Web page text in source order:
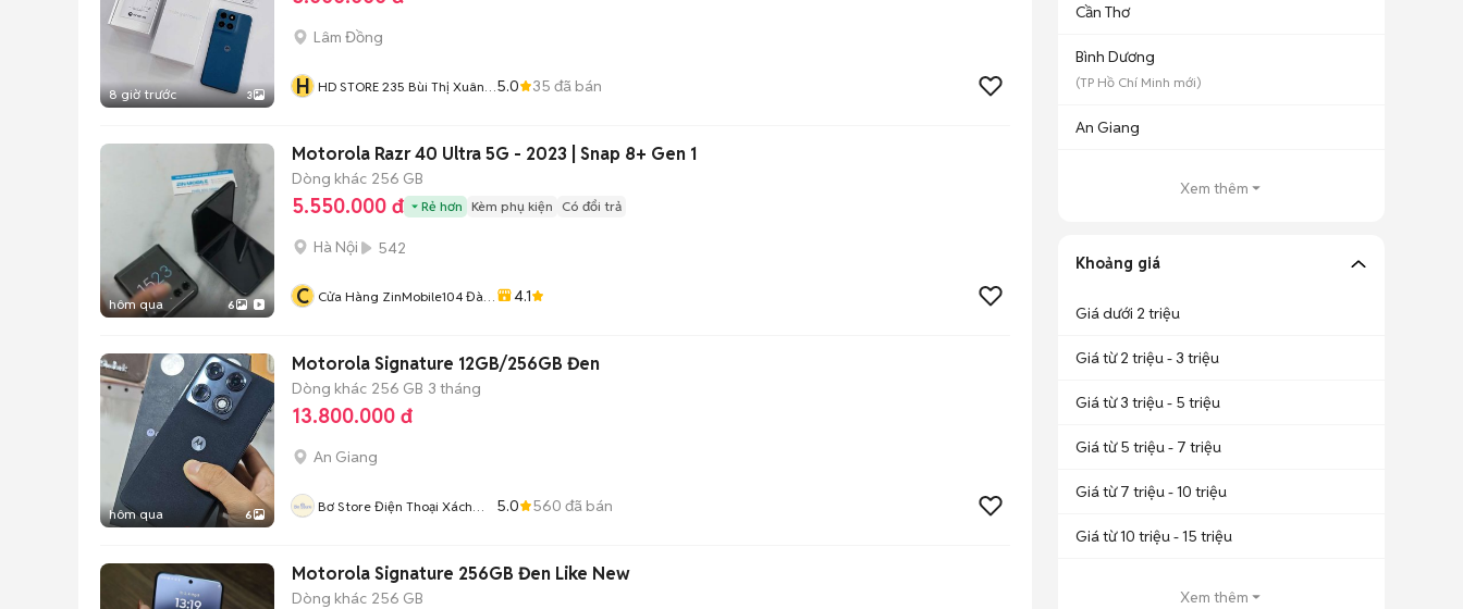
8 giờ trước 3
Lâm Đồng
H HD STORE 235 Bùi Thị Xuân
5.0 35 đã bán
hôm qua 6
Motorola Razr 40 Ultra 5G - 2023 | Snap 8+ Gen 1
Dòng khác 256 GB
5.550.000 đ Rẻ hơn Kèm phụ kiện Có đổi trả
Hà Nội 542
C Cửa Hàng ZinMobile104 Đào
4.1
hôm qua 6
Motorola Signature 12GB/256GB Đen
Dòng khác 256 GB 3 tháng
13.800.000 đ
An Giang
Bơ Store Điện Thoại Xách
5.0 560 đã bán
Motorola Signature 256GB Đen Like New
Dòng khác 256 GB
Cần Thơ
Bình Dương
(TP Hồ Chí Minh mới)
An Giang
Xem thêm
Khoảng giá
Giá dưới 2 triệu
Giá từ 2 triệu - 3 triệu
Giá từ 3 triệu - 5 triệu
Giá từ 5 triệu - 7 triệu
Giá từ 7 triệu - 10 triệu
Giá từ 10 triệu - 15 triệu
Xem thêm